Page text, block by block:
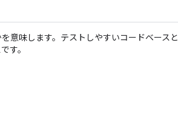
意味します。テストしやすいコードベースと
す。